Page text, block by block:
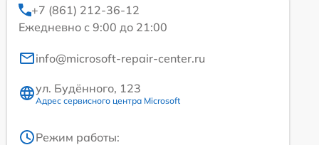
+7 (861) 212-36-12
Ежедневно с 9:00 до 21:00
info@microsoft-repair-center.ru
ул. Будённого, 123
Адрес сервисного центра Microsoft
Режим работы: